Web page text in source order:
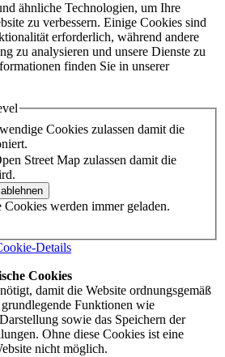
ähnliche Technologien, um Ihre
zu verbessern. Einige Cookies sind
erforderlich, während andere
zu analysieren und unsere Dienste zu
finden Sie in unserer
Cookies zulassen damit die
Street Map zulassen damit die
werden immer geladen.
Details
Cookies
damit die Website ordnungsgemäß
Funktionen wie
sowie das Speichern der
Ohne diese Cookies ist eine
nicht möglich.